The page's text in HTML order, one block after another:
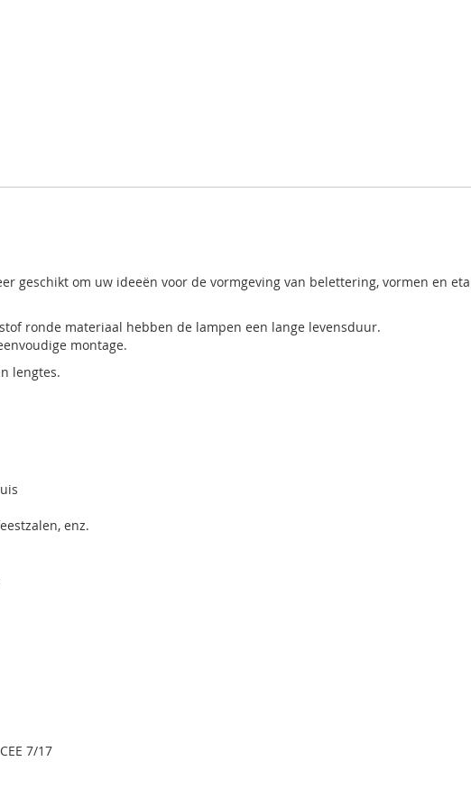
geschikt om uw ideeën voor de vormgeving van belettering, vormen en
ronde materiaal hebben de lampen een lange levensduur.
montage.
lengtes.
enz.
7/17